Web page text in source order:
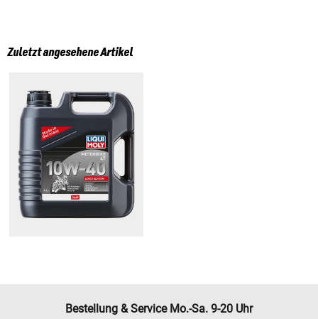
Zuletzt angesehene Artikel
Bestellung & Service Mo.-Sa. 9-20 Uhr